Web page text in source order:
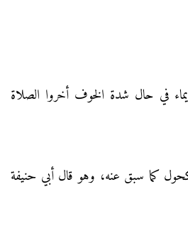
في حال شدة الخوف أخروا الصلاة
كما سبق عنه، وهو قال أبي حنيفة